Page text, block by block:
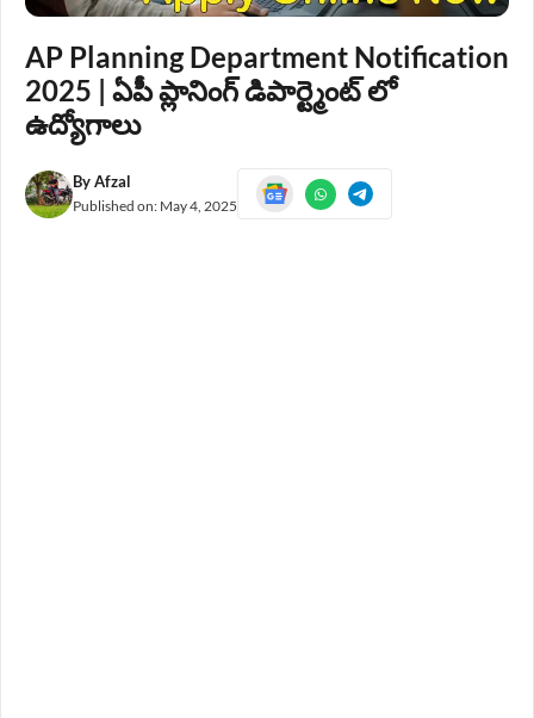
AP Planning Department Notification
2025 | ఏపీ ప్లానింగ్ డిపార్ట్మెంట్ లో
ఉద్యోగాలు
ByAfzal
Published on: May 4, 2025